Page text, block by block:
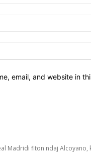
email, and website in